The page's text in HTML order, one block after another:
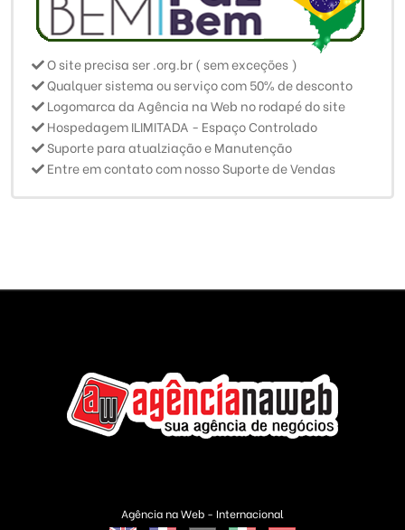
O site precisa ser .org.br ( sem exceções )
Qualquer sistema ou serviço com 50% de desconto
Logomarca da Agência na Web no rodapé do site
Hospedagem ILIMITADA - Espaço Controlado
Suporte para atualziação e Manutenção
Entre em contato com nosso Suporte de Vendas
Agência na Web - Internacional